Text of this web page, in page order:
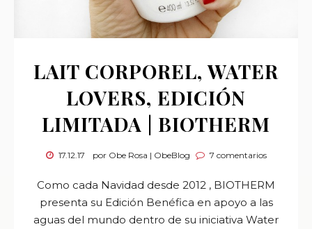
LAIT CORPOREL, WATER
LOVERS, EDICIÓN
LIMITADA | BIOTHERM
17.12.17 por Obe Rosa | ObeBlog 7 comentarios
Como cada Navidad desde 2012 , BIOTHERM
presenta su Edición Benéfica en apoyo a las
aguas del mundo dentro de su iniciativa Water